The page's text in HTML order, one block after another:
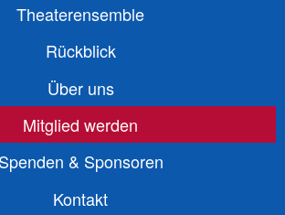
Theaterensemble
Rückblick
Über uns
Mitglied werden
Spenden & Sponsoren
Kontakt